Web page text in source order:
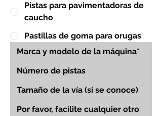
Pistas para pavimentadoras de
caucho
Pastillas de goma para orugas